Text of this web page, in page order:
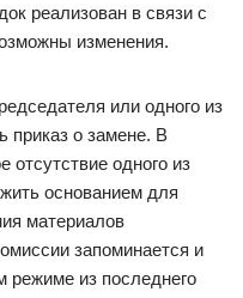
реализован в связи с
изменения.
или одного из
приказ о замене. В
отсутствие одного из
основанием для
материалов
запоминается и
режиме из последнего